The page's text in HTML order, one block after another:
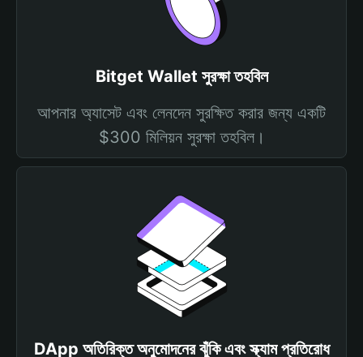
Bitget Wallet সুরক্ষা তহবিল
আপনার অ্যাসেট এবং লেনদেন সুরক্ষিত করার জন্য একটি
$300 মিলিয়ন সুরক্ষা তহবিল।
DApp অতিরিক্ত অনুমোদনের ঝুঁকি এবং স্ক্যাম প্রতিরোধ